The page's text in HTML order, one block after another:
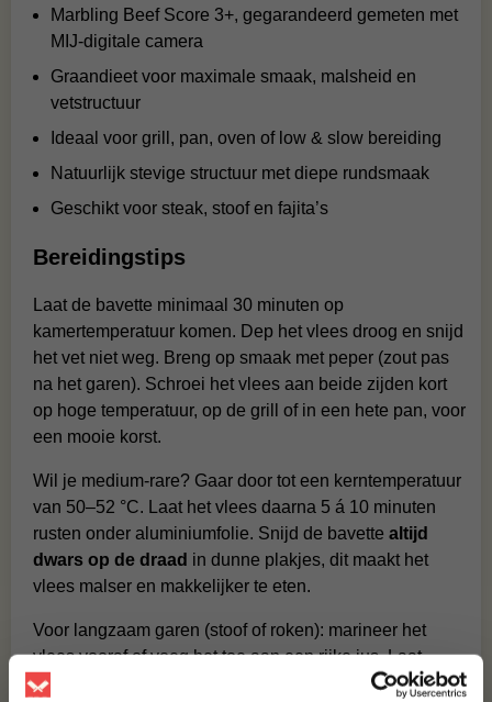
Marbling Beef Score 3+, gegarandeerd gemeten met
MIJ-digitale camera
Graandieet voor maximale smaak, malsheid en
vetstructuur
Ideaal voor grill, pan, oven of low & slow bereiding
Natuurlijk stevige structuur met diepe rundsmaak
Geschikt voor steak, stoof en fajita’s
Bereidingstips
Laat de bavette minimaal 30 minuten op
kamertemperatuur komen. Dep het vlees droog en snijd
het vet niet weg. Breng op smaak met peper (zout pas
na het garen). Schroei het vlees aan beide zijden kort
op hoge temperatuur, op de grill of in een hete pan, voor
een mooie korst.
Wil je medium-rare? Gaar door tot een kerntemperatuur
van 50–52 °C. Laat het vlees daarna 5 á 10 minuten
rusten onder aluminiumfolie. Snijd de bavette altijd
dwars op de draad in dunne plakjes, dit maakt het
vlees malser en makkelijker te eten.
Voor langzaam garen (stoof of roken): marineer het
vlees vooraf of voeg het toe aan een rijke jus. Laat
langzaam garen op lage temperatuur voor een